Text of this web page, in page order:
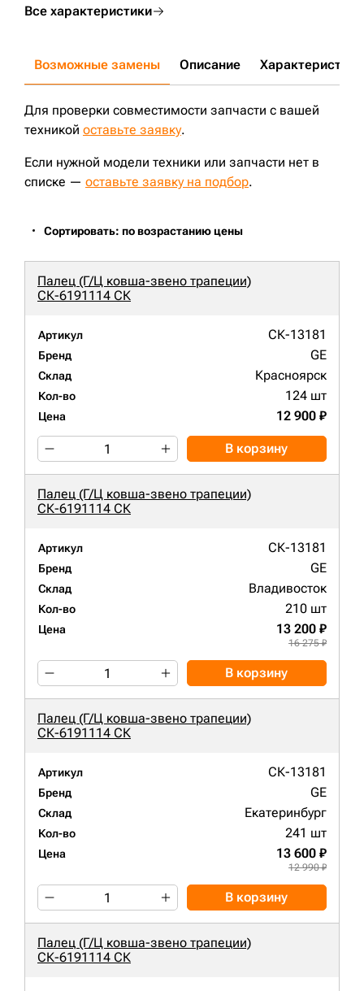
Все характеристики
Возможные замены Описание Характеристики
Для проверки совместимости запчасти с вашей
техникой оставьте заявку.
Если нужной модели техники или запчасти нет в
списке — оставьте заявку на подбор.
Сортировать: по возрастанию цены
Палец (Г/Ц ковша-звено трапеции)
СК-6191114 СК
Артикул СК-13181
Бренд GE
Склад Красноярск
Кол-во 124 шт
Цена 12 900 ₽
В корзину
Палец (Г/Ц ковша-звено трапеции)
СК-6191114 СК
Артикул СК-13181
Бренд GE
Склад Владивосток
Кол-во 210 шт
Цена 13 200 ₽
16 275 ₽
В корзину
Палец (Г/Ц ковша-звено трапеции)
СК-6191114 СК
Артикул СК-13181
Бренд GE
Склад Екатеринбург
Кол-во 241 шт
Цена 13 600 ₽
12 990 ₽
В корзину
Палец (Г/Ц ковша-звено трапеции)
СК-6191114 СК